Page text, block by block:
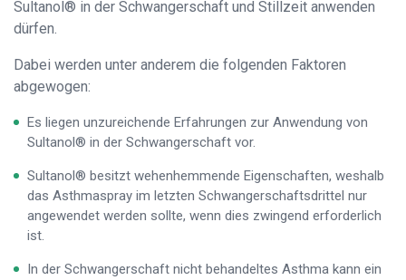
Sultanol® in der Schwangerschaft und Stillzeit anwenden
dürfen.
Dabei werden unter anderem die folgenden Faktoren
abgewogen:
Es liegen unzureichende Erfahrungen zur Anwendung von
Sultanol® in der Schwangerschaft vor.
Sultanol® besitzt wehenhemmende Eigenschaften, weshalb
das Asthmaspray im letzten Schwangerschaftsdrittel nur
angewendet werden sollte, wenn dies zwingend erforderlich
ist.
In der Schwangerschaft nicht behandeltes Asthma kann ein